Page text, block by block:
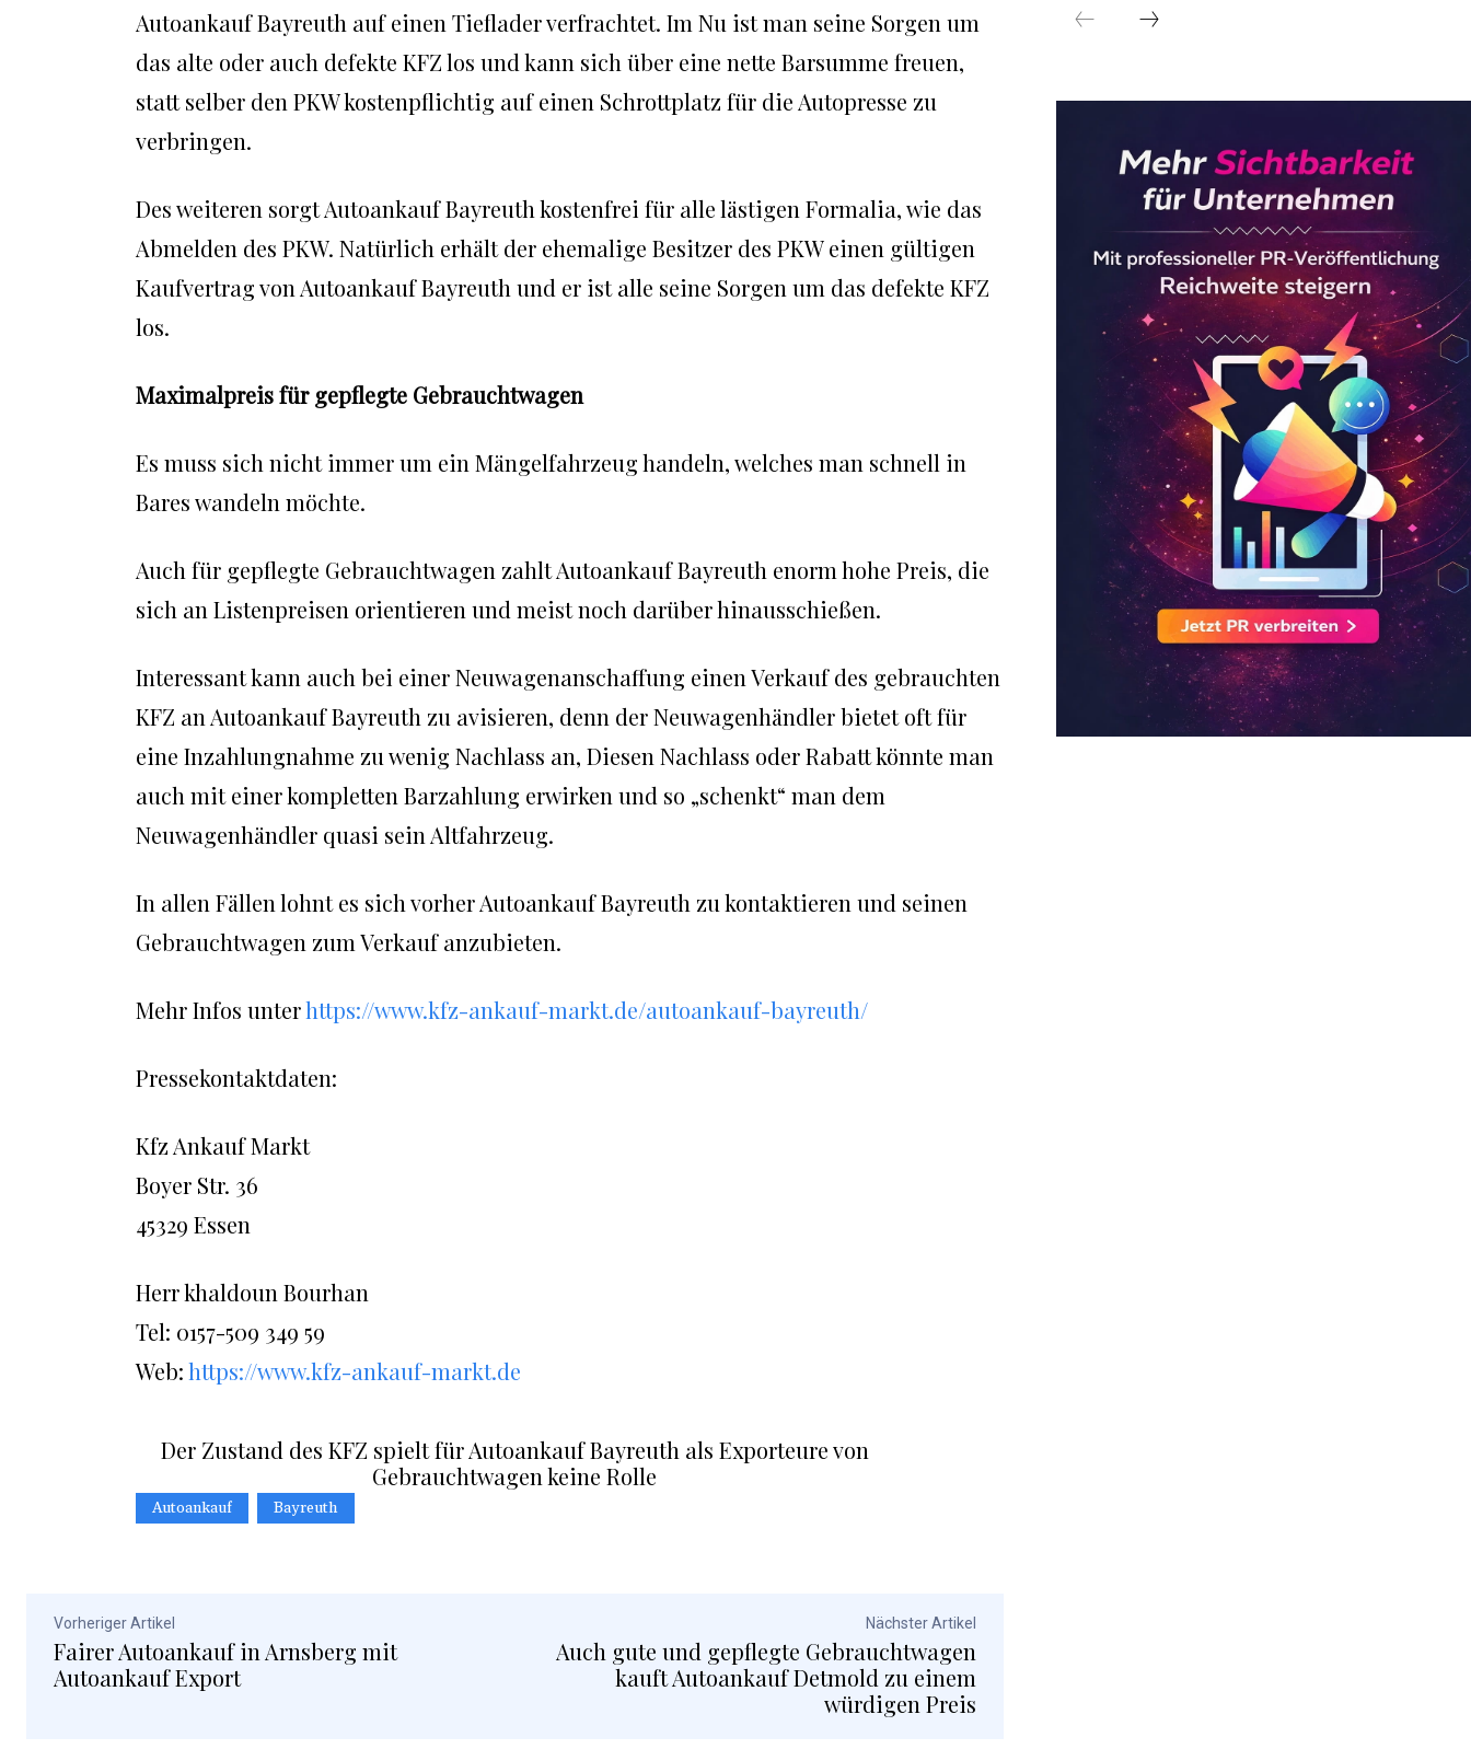
Autoankauf Bayreuth auf einen Tieflader verfrachtet. Im Nu ist man seine Sorgen um
das alte oder auch defekte KFZ los und kann sich über eine nette Barsumme freuen,
statt selber den PKW kostenpflichtig auf einen Schrottplatz für die Autopresse zu
verbringen.
Des weiteren sorgt Autoankauf Bayreuth kostenfrei für alle lästigen Formalia, wie das
Abmelden des PKW. Natürlich erhält der ehemalige Besitzer des PKW einen gültigen
Kaufvertrag von Autoankauf Bayreuth und er ist alle seine Sorgen um das defekte KFZ
los.
Maximalpreis für gepflegte Gebrauchtwagen
Es muss sich nicht immer um ein Mängelfahrzeug handeln, welches man schnell in
Bares wandeln möchte.
Auch für gepflegte Gebrauchtwagen zahlt Autoankauf Bayreuth enorm hohe Preis, die
sich an Listenpreisen orientieren und meist noch darüber hinausschießen.
Interessant kann auch bei einer Neuwagenanschaffung einen Verkauf des gebrauchten
KFZ an Autoankauf Bayreuth zu avisieren, denn der Neuwagenhändler bietet oft für
eine Inzahlungnahme zu wenig Nachlass an, Diesen Nachlass oder Rabatt könnte man
auch mit einer kompletten Barzahlung erwirken und so „schenkt“ man dem
Neuwagenhändler quasi sein Altfahrzeug.
In allen Fällen lohnt es sich vorher Autoankauf Bayreuth zu kontaktieren und seinen
Gebrauchtwagen zum Verkauf anzubieten.
Mehr Infos unterhttps://www.kfz-ankauf-markt.de/autoankauf-bayreuth/
Pressekontaktdaten:
Kfz Ankauf Markt
Boyer Str. 36
45329 Essen
Herr khaldoun Bourhan
Tel: 0157-509 349 59
Web:https://www.kfz-ankauf-markt.de
Der Zustand des KFZ spielt für Autoankauf Bayreuth als Exporteure von
Gebrauchtwagen keine Rolle
Autoankauf Bayreuth
Vorheriger Artikel
Fairer Autoankauf in Arnsberg mit
Autoankauf Export
Nächster Artikel
Auch gute und gepflegte Gebrauchtwagen
kauft Autoankauf Detmold zu einem
würdigen Preis